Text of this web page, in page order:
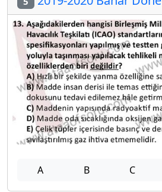
A B C